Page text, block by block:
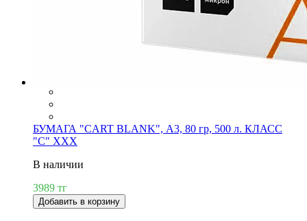
БУМАГА "CART BLANK", А3, 80 гр, 500 л. КЛАСС
"С" XXX
В наличии
3989 тг
Добавить в корзину